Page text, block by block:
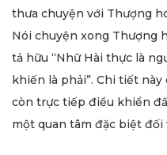
thưa chuyện với Thượng
Nói chuyện xong Thượng
tả hữu “Nhữ Hài thực là
khiến là phải”. Chi tiết
còn trực tiếp điều khiển
một quan tâm đặc biệt đối